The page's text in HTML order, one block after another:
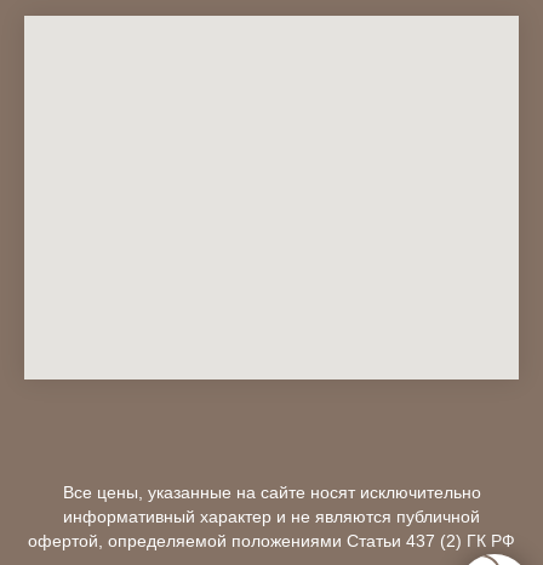
Все цены, указанные на сайте носят исключительно
информативный характер и не являются публичной
офертой, определяемой положениями Статьи 437 (2) ГК РФ